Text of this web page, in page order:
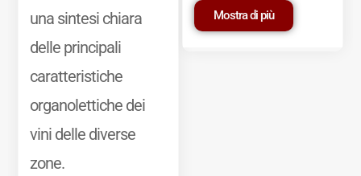
una sintesi chiara
delle principali
caratteristiche
organolettiche dei
vini delle diverse
zone.
Mostra di più